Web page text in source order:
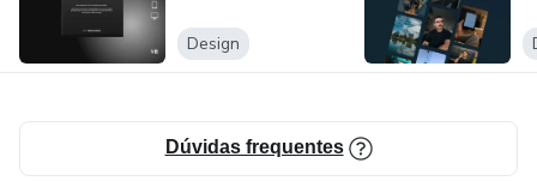
Design
Dúvidas frequentes